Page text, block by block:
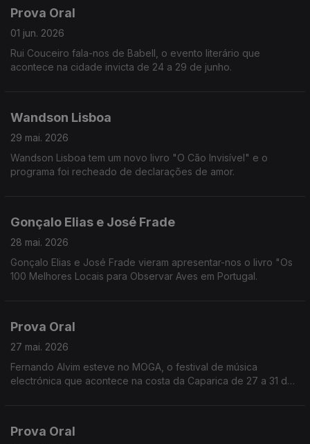
Prova Oral
01 jun. 2026
Rui Couceiro fala-nos de Babell, o evento literário que
acontece na cidade invicta de 24 a 29 de junho.
Wandson Lisboa
29 mai. 2026
Wandson Lisboa tem um novo livro "O Cão Invisível" e o
programa foi recheado de declarações de amor.
Gonçalo Elias e José Frade
28 mai. 2026
Gonçalo Elias e José Frade vieram apresentar-nos o livro "Os
100 Melhores Locais para Observar Aves em Portugal.
Prova Oral
27 mai. 2026
Fernando Alvim esteve no MOGA, o festival de música
electrónica que acontece na costa da Caparica de 27 a 31 de
Prova Oral